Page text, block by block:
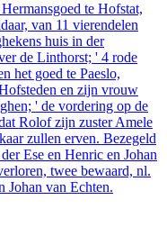
te Hofstat,
van 11 vierendelen
huis in der
de Linthorst; ' 4 rode
het goed te Paeslo,
en zijn vrouw
' de vordering op de
Rolof zijn zuster Amele
zullen erven. Bezegeld
Ese en Henric en Johan
twee bewaard, nl.
Johan van Echten.